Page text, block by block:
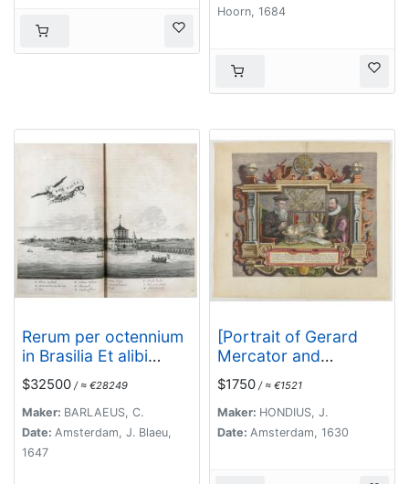
Hoorn, 1684
Rerum per octennium
in Brasilia Et alibi
nuper gestarum, Sub
Praefectura
Illustrissimi Comitis I.
Mauritii, Nassoviae,
(...) Historia.
$32500 / ≈ €28249
Maker: BARLAEUS, C.
Date: Amsterdam, J. Blaeu,
1647
[Portrait of Gerard
Mercator and
Jodocus Hondius.]
$1750 / ≈ €1521
Maker: HONDIUS, J.
Date: Amsterdam, 1630